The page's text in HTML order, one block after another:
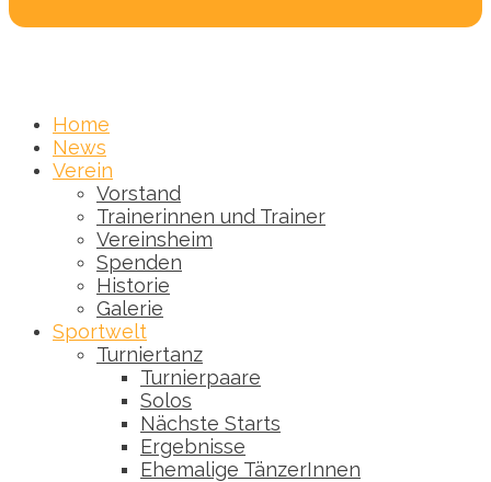
Home
News
Verein
Vorstand
Trainerinnen und Trainer
Vereinsheim
Spenden
Historie
Galerie
Sportwelt
Turniertanz
Turnierpaare
Solos
Nächste Starts
Ergebnisse
Ehemalige TänzerInnen